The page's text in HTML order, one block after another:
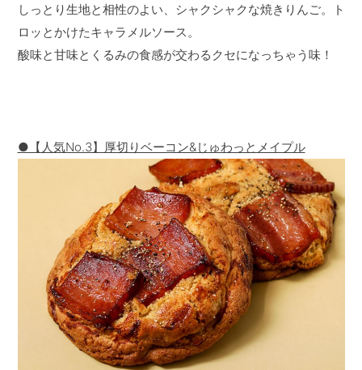
しっとり生地と相性のよい、シャクシャクな焼きりんご。ト
ロッとかけたキャラメルソース。
酸味と甘味とくるみの食感が交わるクセになっちゃう味！
●【人気No.3】厚切りベーコン&じゅわっとメイプル